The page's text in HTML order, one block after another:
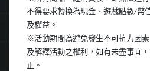
不得要求轉換為現金、遊戲點數/幣
及權益。
※活動期間為避免發生不可抗力因
及解釋活動之權利，如有未盡事宜
正。